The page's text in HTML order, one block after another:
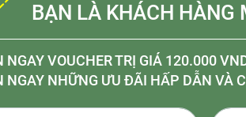
BẠN LÀ KHÁCH HÀNG
NGAY VOUCHER TRỊ GIÁ 120.000
NGAY NHỮNG ƯU ĐÃI HẤP DẪN VÀ